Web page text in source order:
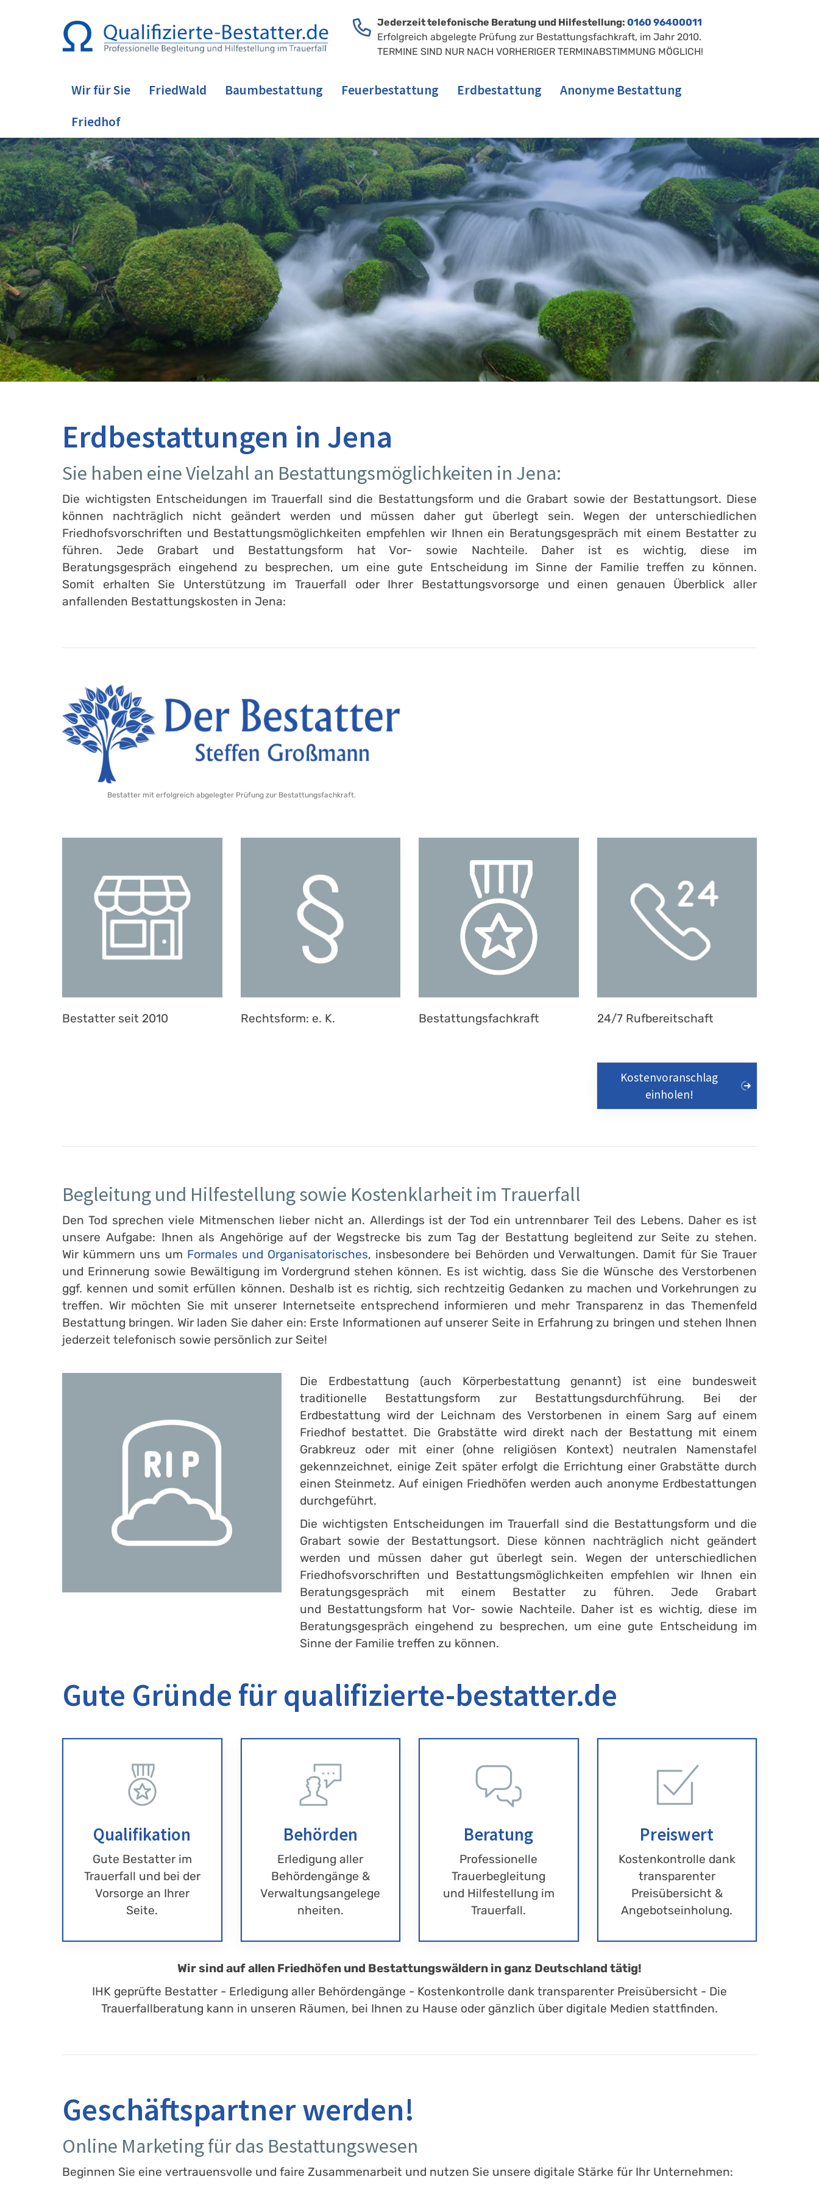
Jederzeit telefonische Beratung und Hilfestellung: 0160 96400011
Erfolgreich abgelegte Prüfung zur Bestattungsfachkraft, im Jahr 2010.
TERMINE SIND NUR NACH VORHERIGER TERMINABSTIMMUNG MÖGLICH!
Wir für Sie FriedWald Baumbestattung Feuerbestattung Erdbestattung
Anonyme Bestattung
Friedhof
Erdbestattungen in Jena
Sie haben eine Vielzahl an Bestattungsmöglichkeiten in Jena:
Die wichtigsten Entscheidungen im Trauerfall sind die Bestattungsform und die Grabart sowie der Bestattungsort. Diese
können nachträglich nicht geändert werden und müssen daher gut überlegt sein. Wegen der unterschiedlichen
Friedhofsvorschriften und Bestattungsmöglichkeiten empfehlen wir Ihnen ein Beratungsgespräch mit einem Bestatter zu
führen. Jede Grabart und Bestattungsform hat Vor- sowie Nachteile. Daher ist es wichtig, diese im
Beratungsgespräch eingehend zu besprechen, um eine gute Entscheidung im Sinne der Familie treffen zu können.
Somit erhalten Sie Unterstützung im Trauerfall oder Ihrer Bestattungsvorsorge und einen genauen Überblick aller
anfallenden Bestattungskosten in Jena:
Bestatter mit erfolgreich abgelegter Prüfung zur Bestattungsfachkraft.
Bestatter seit 2010 Rechtsform: e. K. Bestattungsfachkraft 24/7 Rufbereitschaft
Kostenvoranschlag
einholen!
Begleitung und Hilfestellung sowie Kostenklarheit im Trauerfall
Den Tod sprechen viele Mitmenschen lieber nicht an. Allerdings ist der Tod ein untrennbarer Teil des Lebens. Daher es ist
unsere Aufgabe: Ihnen als Angehörige auf der Wegstrecke bis zum Tag der Bestattung begleitend zur Seite zu stehen.
Wir kümmern uns um Formales und Organisatorisches, insbesondere bei Behörden und Verwaltungen. Damit für Sie Trauer
und Erinnerung sowie Bewältigung im Vordergrund stehen können. Es ist wichtig, dass Sie die Wünsche des Verstorbenen
ggf. kennen und somit erfüllen können. Deshalb ist es richtig, sich rechtzeitig Gedanken zu machen und Vorkehrungen zu
treffen. Wir möchten Sie mit unserer Internetseite entsprechend informieren und mehr Transparenz in das Themenfeld
Bestattung bringen. Wir laden Sie daher ein: Erste Informationen auf unserer Seite in Erfahrung zu bringen und stehen Ihnen
jederzeit telefonisch sowie persönlich zur Seite!
Die Erdbestattung (auch Körperbestattung genannt) ist eine bundesweit
traditionelle Bestattungsform zur Bestattungsdurchführung. Bei der
Erdbestattung wird der Leichnam des Verstorbenen in einem Sarg auf einem
Friedhof bestattet. Die Grabstätte wird direkt nach der Bestattung mit einem
Grabkreuz oder mit einer (ohne religiösen Kontext) neutralen Namenstafel
gekennzeichnet, einige Zeit später erfolgt die Errichtung einer Grabstätte durch
einen Steinmetz. Auf einigen Friedhöfen werden auch anonyme Erdbestattungen
durchgeführt.
Die wichtigsten Entscheidungen im Trauerfall sind die Bestattungsform und die
Grabart sowie der Bestattungsort. Diese können nachträglich nicht geändert
werden und müssen daher gut überlegt sein. Wegen der unterschiedlichen
Friedhofsvorschriften und Bestattungsmöglichkeiten empfehlen wir Ihnen ein
Beratungsgespräch mit einem Bestatter zu führen. Jede Grabart
und Bestattungsform hat Vor- sowie Nachteile. Daher ist es wichtig, diese im
Beratungsgespräch eingehend zu besprechen, um eine gute Entscheidung im
Sinne der Familie treffen zu können.
Gute Gründe für qualifizierte-bestatter.de
Qualifikation
Gute Bestatter im
Trauerfall und bei der
Vorsorge an Ihrer
Seite.
Behörden
Erledigung aller
Behördengänge &
Verwaltungsangelege
nheiten.
Beratung
Professionelle
Trauerbegleitung
und Hilfestellung im
Trauerfall.
Preiswert
Kostenkontrolle dank
transparenter
Preisübersicht &
Angebotseinholung.
Wir sind auf allen Friedhöfen und Bestattungswäldern in ganz Deutschland tätig!
IHK geprüfte Bestatter - Erledigung aller Behördengänge - Kostenkontrolle dank transparenter Preisübersicht - Die
Trauerfallberatung kann in unseren Räumen, bei Ihnen zu Hause oder gänzlich über digitale Medien stattfinden.
Geschäftspartner werden!
Online Marketing für das Bestattungswesen
Beginnen Sie eine vertrauensvolle und faire Zusammenarbeit und nutzen Sie unsere digitale Stärke für Ihr Unternehmen: